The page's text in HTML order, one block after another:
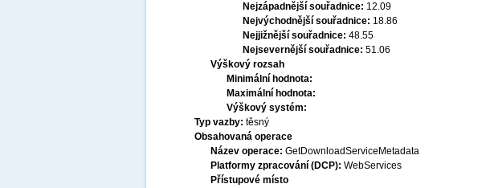
Nejzápadnější souřadnice: 12.09
Nejvýchodnější souřadnice: 18.86
Nejjižnější souřadnice: 48.55
Nejsevernější souřadnice: 51.06
Výškový rozsah
Minimální hodnota:
Maximální hodnota:
Výškový systém:
Typ vazby: těsný
Obsahovaná operace
Název operace: GetDownloadServiceMetadata
Platformy zpracování (DCP): WebServices
Přístupové místo